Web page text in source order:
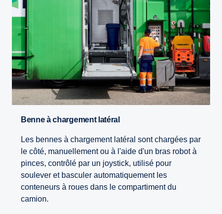
Benne à chargement latéral
Les bennes à chargement latéral sont chargées par
le côté, manuellement ou à l'aide d'un bras robot à
pinces, contrôlé par un joystick, utilisé pour
soulever et basculer automatiquement les
conteneurs à roues dans le compartiment du
camion.